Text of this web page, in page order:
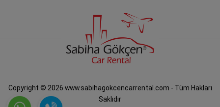
Copyright © 2026 www.sabihagokcencarrental.com - Tüm Hakları
Saklıdır